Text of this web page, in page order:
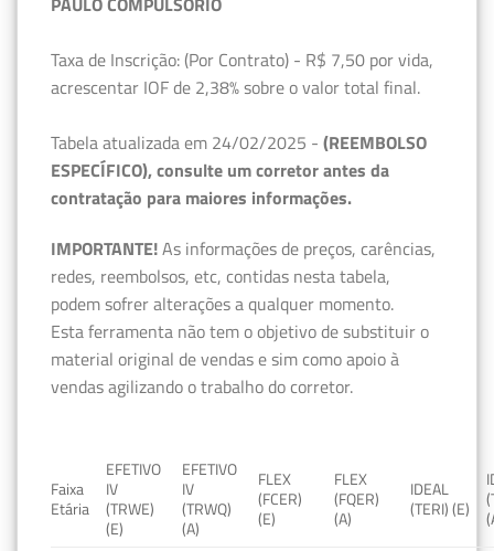
Taxa de Inscrição: (Por Contrato) - R$ 7,50 por vida,
acrescentar IOF de 2,38% sobre o valor total final.
Tabela atualizada em 24/02/2025 - (REEMBOLSO
ESPECÍFICO), consulte um corretor antes da
contratação para maiores informações.
IMPORTANTE!As informações de preços, carências,
redes, reembolsos, etc, contidas nesta tabela,
podem sofrer alterações a qualquer momento.
Esta ferramenta não tem o objetivo de substituir o
material original de vendas e sim como apoio à
vendas agilizando o trabalho do corretor.
Faixa
Etária
EFETIVO
IV
(TRWE)
(E)
EFETIVO
IV
(TRWQ)
(A)
FLEX
(FCER)
(E)
FLEX
(FQER)
(A)
IDEAL
(TERI) (E)